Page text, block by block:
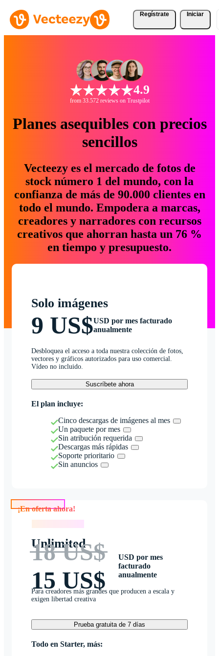
Regístrate Iniciar
4.9
from 33.572 reviews on Trustpilot
Planes asequibles con precios
sencillos
Vecteezy es el mercado de fotos de
stock número 1 del mundo, con la
confianza de más de 90.000 clientes en
todo el mundo. Empodera a marcas,
creadores y narradores con recursos
creativos que ahorran hasta un 76 %
en tiempo y presupuesto.
Solo imágenes
9 US$USD por mes facturado
anualmente
Desbloquea el acceso a toda nuestra colección de fotos,
vectores y gráficos autorizados para uso comercial.
Vídeo no incluido.
Suscríbete ahora
El plan incluye:
Cinco descargas de imágenes al mes
Un paquete por mes
Sin atribución requerida
Descargas más rápidas
Soporte prioritario
Sin anuncios
Unlimited
18 US$
15 US$
USD por mes
facturado
anualmente
Para creadores más grandes que producen a escala y
exigen libertad creativa
Prueba gratuita de 7 días
Todo en Starter, más: